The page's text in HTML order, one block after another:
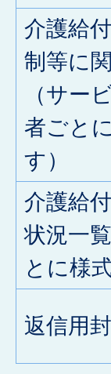
介護給
制等に
（サー
者ごと
す）
介護給
状況一
とに様
返信用